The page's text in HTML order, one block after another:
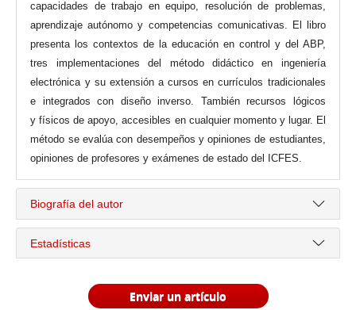
capacidades de trabajo en equipo, resolución de problemas,
aprendizaje autónomo y competencias comunicativas. El libro
presenta los contextos de la educación en control y del ABP,
tres implementaciones del método didáctico en ingeniería
electrónica y su extensión a cursos en currículos tradicionales
e integrados con diseño inverso. También recursos lógicos
y físicos de apoyo, accesibles en cualquier momento y lugar. El
método se evalúa con desempeños y opiniones de estudiantes,
opiniones de profesores y exámenes de estado del ICFES.
Biografía del autor
Estadísticas
Enviar un artículo